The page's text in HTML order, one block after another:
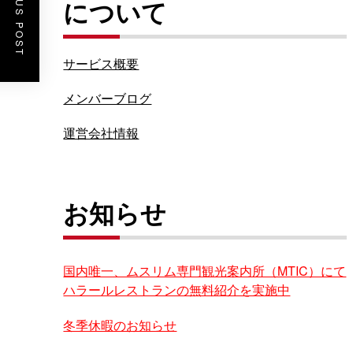
について
サービス概要
メンバーブログ
運営会社情報
お知らせ
国内唯一、ムスリム専門観光案内所（MTIC）にて
ハラールレストランの無料紹介を実施中
冬季休暇のお知らせ